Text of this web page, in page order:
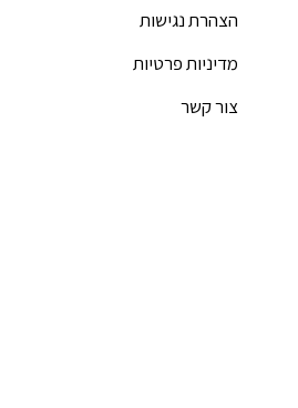
הצהרת נגישות
מדיניות פרטיות
צור קשר